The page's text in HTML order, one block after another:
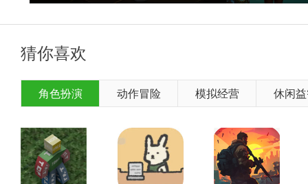
回到桥边标志释放除锈咒语获取盒子的密码是“3781”输入密码
猜你喜欢
角色扮演 动作冒险 模拟经营 休闲